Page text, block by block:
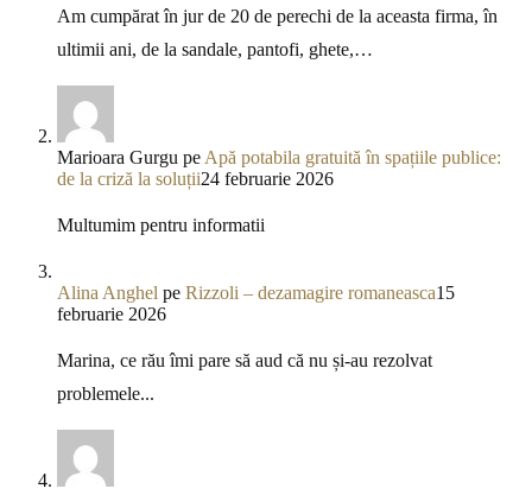
Am cumpărat în jur de 20 de perechi de la aceasta firma, în
ultimii ani, de la sandale, pantofi, ghete,…
Marioara Gurgu peApă potabila gratuită în spațiile publice:
de la criză la soluții24 februarie 2026
Multumim pentru informatii
Alina Anghel pe Rizzoli – dezamagire romaneasca15
februarie 2026
Marina, ce rău îmi pare să aud că nu și-au rezolvat
problemele...